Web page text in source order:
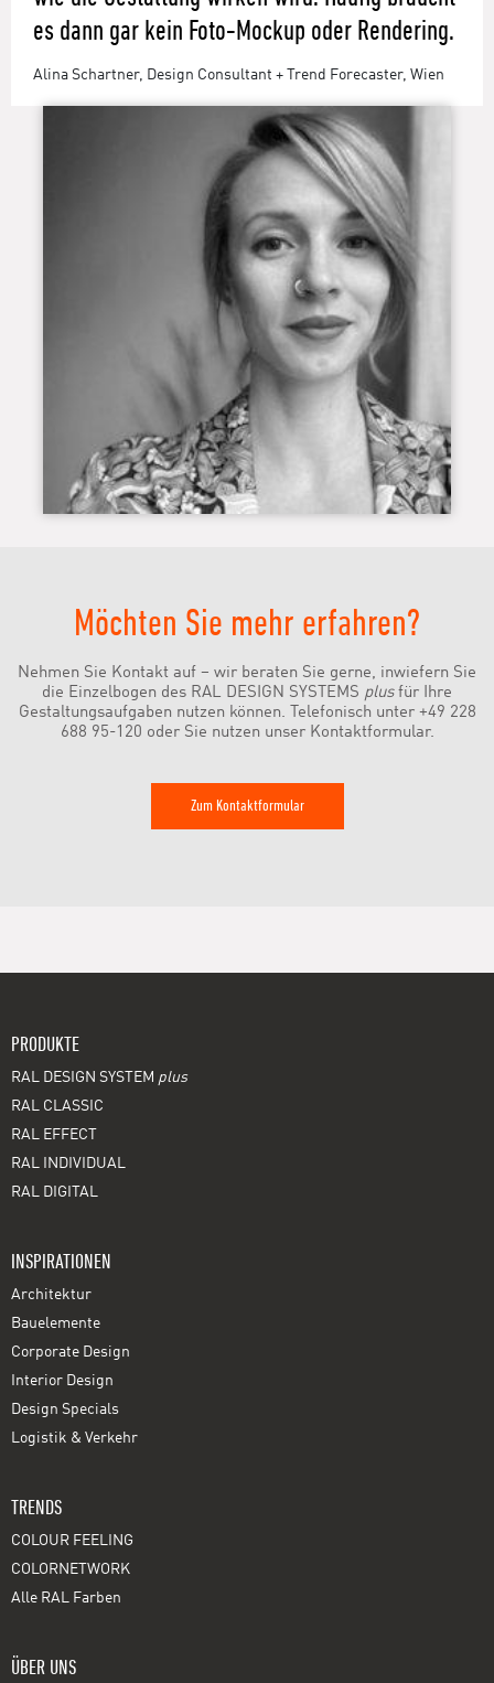
es dann gar kein Foto-Mockup oder Rendering.
Alina Schartner, Design Consultant + Trend Forecaster, Wien
Möchten Sie mehr erfahren?
Nehmen Sie Kontakt auf – wir beraten Sie gerne, inwiefern Sie
die Einzelbogen des RAL DESIGN SYSTEMS plusfür Ihre
Gestaltungsaufgaben nutzen können. Telefonisch unter +49 228
688 95-120 oder Sie nutzen unser Kontaktformular.
Zum Kontaktformular
PRODUKTE
RAL DESIGN SYSTEM plus
RAL CLASSIC
RAL EFFECT
RAL INDIVIDUAL
RAL DIGITAL
INSPIRATIONEN
Architektur
Bauelemente
Corporate Design
Interior Design
Design Specials
Logistik & Verkehr
TRENDS
COLOUR FEELING
COLORNETWORK
Alle RAL Farben
ÜBER UNS